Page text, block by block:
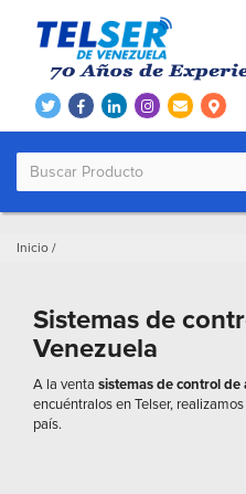
Inicio /
Sistemas de
Venezuela
A la venta sistemas de control de
encuéntralos en Telser,
país.